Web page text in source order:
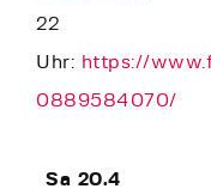
22
Uhr: https://
0889584070/
Sa 20.4